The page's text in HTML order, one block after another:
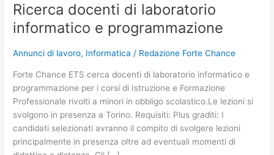
Ricerca docenti di laboratorio
informatico e programmazione
Annunci di lavoro, Informatica / Redazione Forte Chance
Forte Chance ETS cerca docenti di laboratorio informatico e
programmazione per i corsi di Istruzione e Formazione
Professionale rivolti a minori in obbligo scolastico.Le lezioni si
svolgono in presenza a Torino. Requisiti: Plus graditi: I
candidati selezionati avranno il compito di svolgere lezioni
principalmente in presenza oltre ad eventuali momenti di